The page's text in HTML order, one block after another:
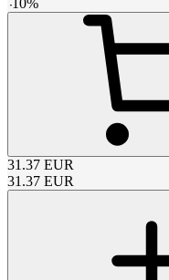
31.37 EUR
31.37 EUR